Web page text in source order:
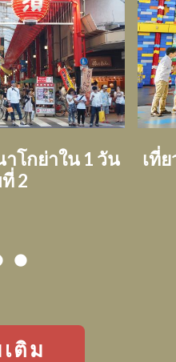
าโกย่าใน 1 วัน
2
เที่
ติม